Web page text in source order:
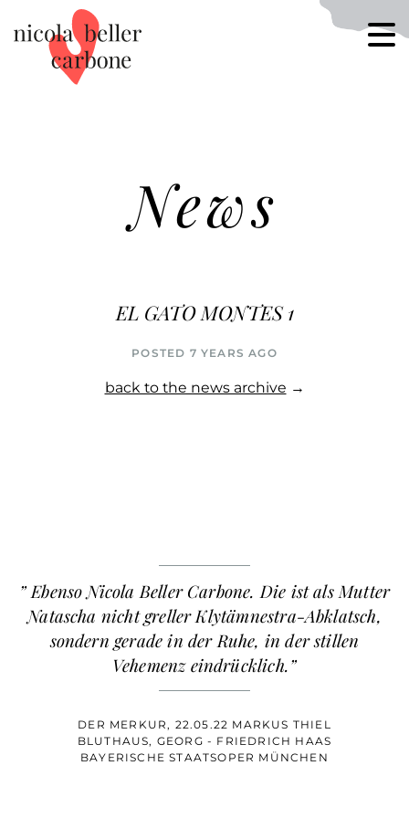
News
EL GATO MONTES 1
POSTED 7 YEARS AGO
back to the news archive →
” Ebenso Nicola Beller Carbone. Die ist als Mutter
Natascha nicht greller Klytämnestra-Abklatsch,
sondern gerade in der Ruhe, in der stillen
Vehemenz eindrücklich.”
DER MERKUR, 22.05.22 MARKUS THIEL
BLUTHAUS, GEORG - FRIEDRICH HAAS
BAYERISCHE STAATSOPER MÜNCHEN